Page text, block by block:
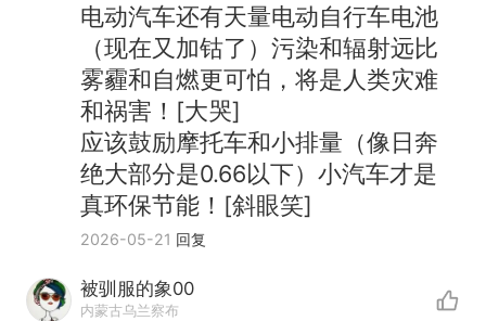
电动汽车还有天量电动自行车电池
（现在又加钴了）污染和辐射远比
雾霾和自燃更可怕，将是人类灾难
和祸害！[大哭]
应该鼓励摩托车和小排量（像日奔
绝大部分是0.66以下）小汽车才是
真环保节能！[斜眼笑]
2026-05-21 回复
被驯服的象00
内蒙古乌兰察布